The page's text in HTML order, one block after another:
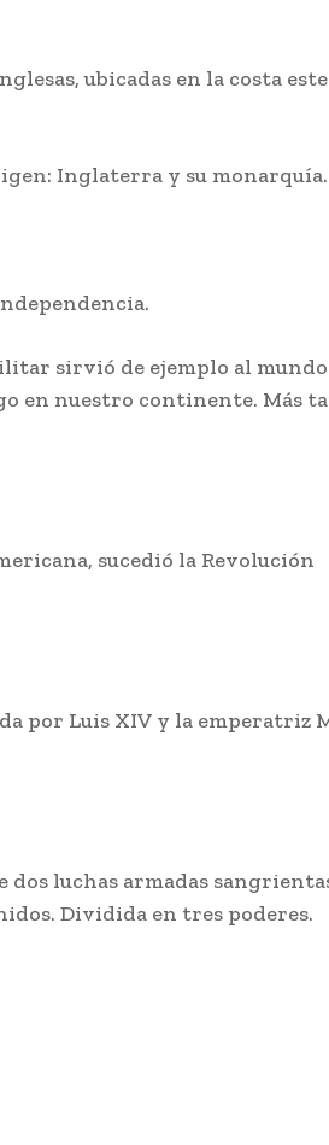
ubicadas en la costa
Inglaterra y su monarquía.
sirvió de ejemplo al
en nuestro continente. Más
sucedió la Revolución
por Luis XIV y la emperatriz
dos luchas armadas
Dividida en tres poderes.